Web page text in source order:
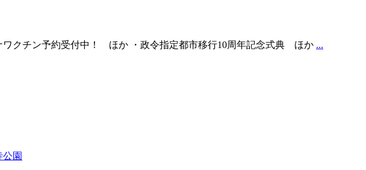
クチン予約受付中！ ほか ・政令指定都市移行10周年記念式典 ほか ...
公園